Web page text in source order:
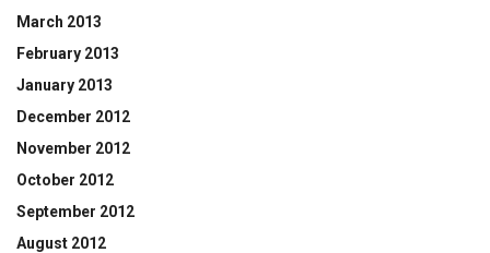
March 2013
February 2013
January 2013
December 2012
November 2012
October 2012
September 2012
August 2012